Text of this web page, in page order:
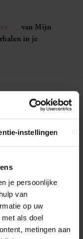
instellingen
je persoonlijke
van
op uw
als doel
metingen aan
van Mijn
in je
blijft vechten:
‘Op